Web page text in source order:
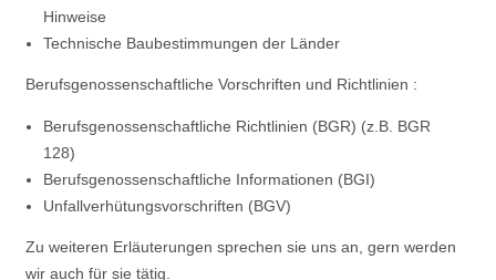
Hinweise
Technische Baubestimmungen der Länder
Berufsgenossenschaftliche Vorschriften und Richtlinien :
Berufsgenossenschaftliche Richtlinien (BGR) (z.B. BGR
128)
Berufsgenossenschaftliche Informationen (BGI)
Unfallverhütungsvorschriften (BGV)
Zu weiteren Erläuterungen sprechen sie uns an, gern werden
wir auch für sie tätig.